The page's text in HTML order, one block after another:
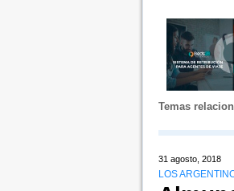
Temas
31 agosto, 2018
LOS